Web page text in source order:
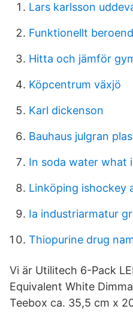
Lars karlsson
Funktionellt
Hitta och jämför
Köpcentrum växjö
Karl dickenson
Bauhaus julgran
In soda water what
Linköping ishockey
Ia industriarmatur
Thiopurine drug
Vi är Utilitech 6-Pack
Equivalent White
Teebox ca. 35,5 cm x